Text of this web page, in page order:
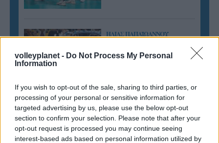
volleyplanet - Do Not Process My Personal
Information
If you wish to opt-out of the sale, sharing to third parties, or
processing of your personal or sensitive information for
targeted advertising by us, please use the below opt-out
section to confirm your selection. Please note that after your
opt-out request is processed you may continue seeing
interest-based ads based on personal information utilized by
ΗΛΙΑΣ ΠΑΠΑΪΩΑΝΝΟΥ
Αναγνώριση και σεβασμός